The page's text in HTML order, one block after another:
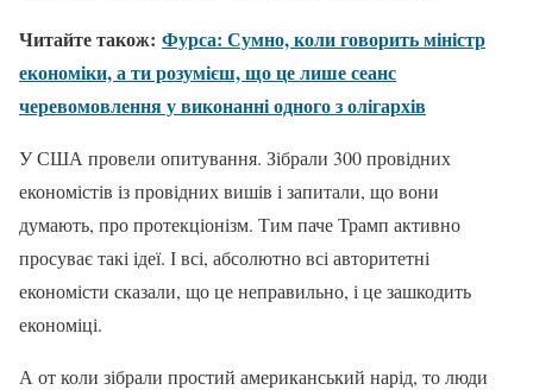
Читайте також: Фурса: Сумно, коли говорить міністр
економіки, а ти розумієш, що це лише сеанс
черевомовлення у виконанні одного з олігархів
У США провели опитування. Зібрали 300 провідних
економістів із провідних вишів і запитали, що вони
думають, про протекціонізм. Тим паче Трамп активно
просуває такі ідеї. І всі, абсолютно всі авторитетні
економісти сказали, що це неправильно, і це зашкодить
економіці.
А от коли зібрали простий американський нарід, то люди